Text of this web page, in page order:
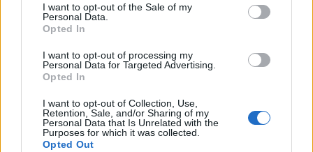
I want to opt-out of the Sale of my
Personal Data.
Opted In
I want to opt-out of processing my
Personal Data for Targeted Advertising.
Opted In
I want to opt-out of Collection, Use,
Retention, Sale, and/or Sharing of my
Personal Data that Is Unrelated with the
Purposes for which it was collected.
Opted Out